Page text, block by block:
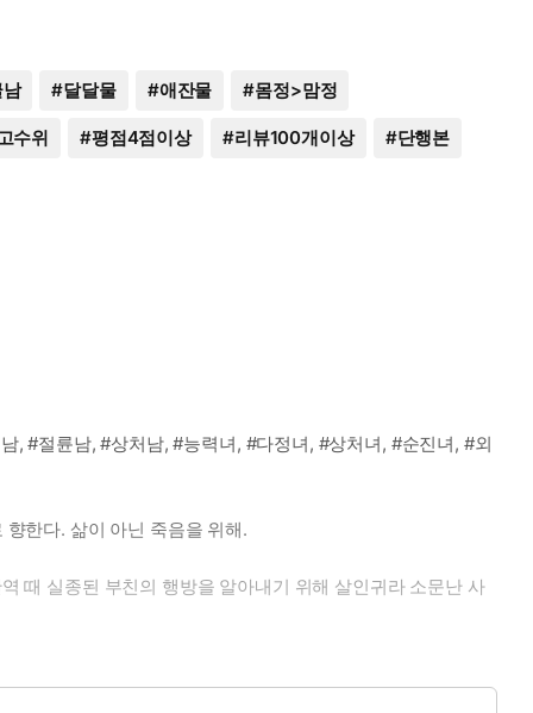
#달달물 #애잔물 #몸정>맘정
수위 #평점4점이상 #리뷰100개이상 #단행본
, #절륜남, #상처남, #능력녀, #다정녀, #상처녀, #순진녀, #외
한다. 삶이 아닌 죽음을 위해.
때 실종된 부친의 행방을 알아내기 위해 살인귀라 소문난 사